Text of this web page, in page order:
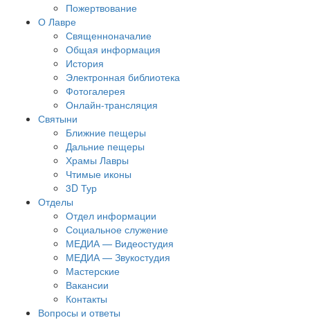
Пожертвование
О Лавре
Священноначалие
Общая информация
История
Электронная библиотека
Фотогалерея
Онлайн-трансляция
Святыни
Ближние пещеры
Дальние пещеры
Храмы Лавры
Чтимые иконы
3D Тур
Отделы
Отдел информации
Социальное служение
МЕДИА — Видеостудия
МЕДИА — Звукостудия
Мастерские
Вакансии
Контакты
Вопросы и ответы